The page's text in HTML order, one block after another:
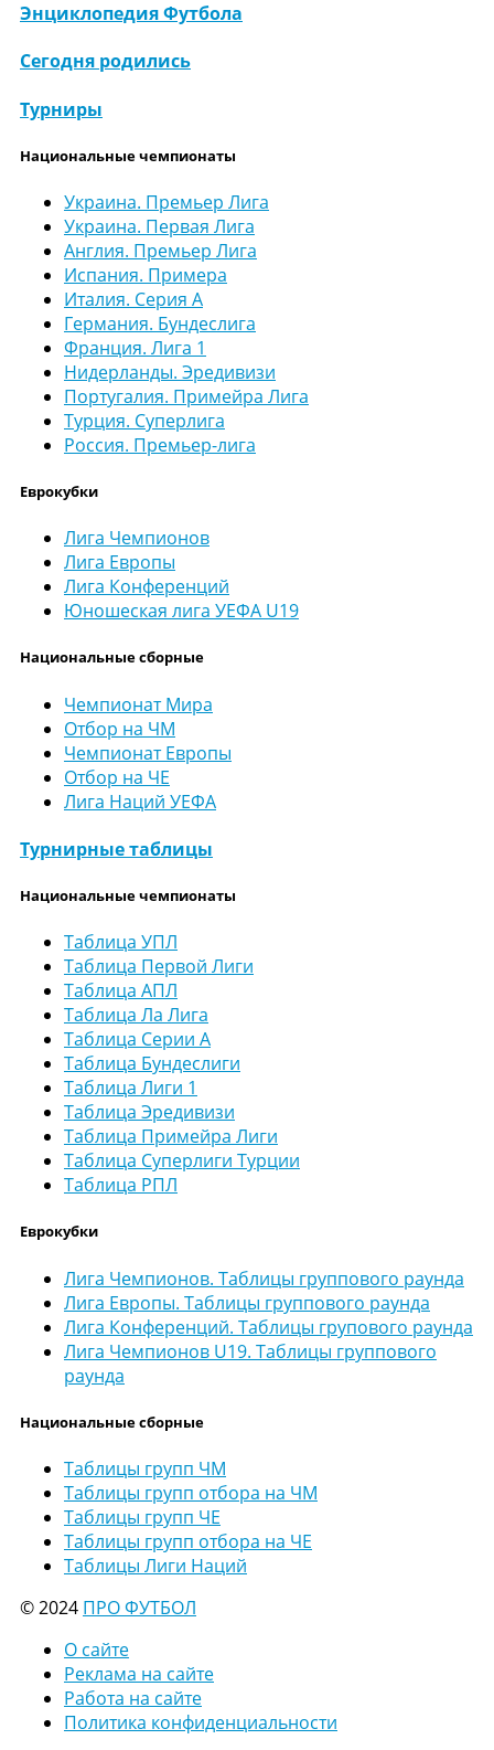
Энциклопедия Футбола
Сегодня родились
Турниры
Национальные чемпионаты
Украина. Премьер Лига
Украина. Первая Лига
Англия. Премьер Лига
Испания. Примера
Италия. Серия А
Германия. Бундеслига
Франция. Лига 1
Нидерланды. Эредивизи
Португалия. Примейра Лига
Турция. Суперлига
Россия. Премьер-лига
Еврокубки
Лига Чемпионов
Лига Европы
Лига Конференций
Юношеская лига УЕФА U19
Национальные сборные
Чемпионат Мира
Отбор на ЧМ
Чемпионат Европы
Отбор на ЧЕ
Лига Наций УЕФА
Турнирные таблицы
Национальные чемпионаты
Таблица УПЛ
Таблица Первой Лиги
Таблица АПЛ
Таблица Ла Лига
Таблица Серии А
Таблица Бундеслиги
Таблица Лиги 1
Таблица Эредивизи
Таблица Примейра Лиги
Таблица Суперлиги Турции
Таблица РПЛ
Еврокубки
Лига Чемпионов. Таблицы группового раунда
Лига Европы. Таблицы группового раунда
Лига Конференций. Таблицы групового раунда
Лига Чемпионов U19. Таблицы группового
раунда
Национальные сборные
Таблицы групп ЧМ
Таблицы групп отбора на ЧМ
Таблицы групп ЧЕ
Таблицы групп отбора на ЧЕ
Таблицы Лиги Наций
© 2024 ПРО ФУТБОЛ
О сайте
Реклама на сайте
Работа на сайте
Политика конфиденциальности